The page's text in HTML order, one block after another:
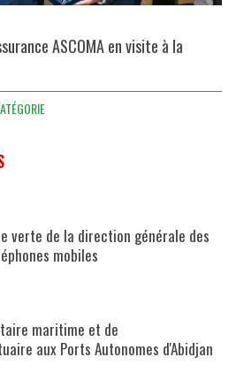
ASCOMA en visite à la
verte de la direction générale des
mobiles
maritime et de
aux Ports Autonomes d'Abidjan